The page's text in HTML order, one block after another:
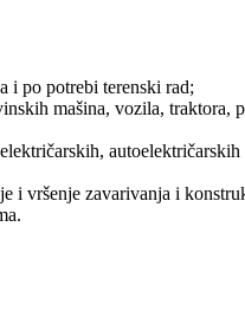
i po potrebi terenski rad;
mašina, vozila, traktora,
i vršenje zavarivanja i